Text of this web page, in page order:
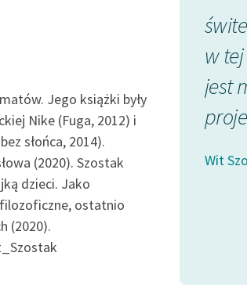
Jego książki były
Nike (Fuga, 2012) i
słońca, 2014).
(2020). Szostak
dzieci. Jako
ostatnio
(2020).
do piwnic swoje
zbiory,
gobeliny,
Posłowie
w
jest
Wit